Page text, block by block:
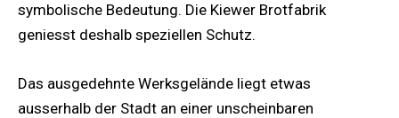
symbolische Bedeutung. Die Kiewer Brotfabrik
geniesst deshalb speziellen Schutz.
Das ausgedehnte Werksgelände liegt etwas
ausserhalb der Stadt an einer unscheinbaren